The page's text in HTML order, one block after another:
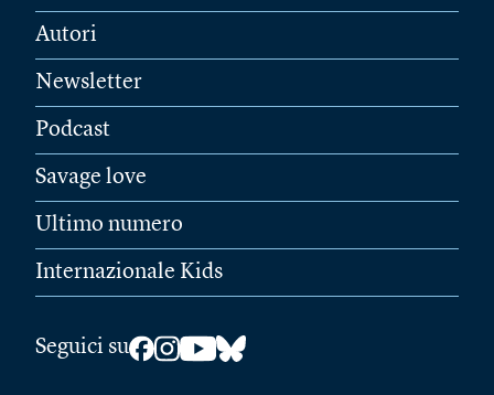
Autori
Newsletter
Podcast
Savage love
Ultimo numero
Internazionale Kids
Seguici su